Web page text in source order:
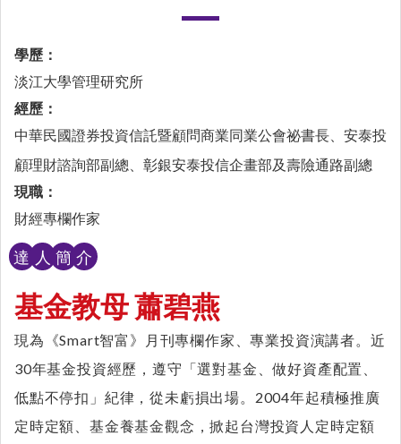
學歷：
淡江大學管理研究所
經歷：
中華民國證券投資信託暨顧問商業同業公會祕書長、安泰投
顧理財諮詢部副總、彰銀安泰投信企畫部及壽險通路副總
現職：
財經專欄作家
達 人 簡 介
基金教母 蕭碧燕
現為《Smart智富》月刊專欄作家、專業投資演講者。近
30年基金投資經歷，遵守「選對基金、做好資產配置、
低點不停扣」紀律，從未虧損出場。2004年起積極推廣
定時定額、基金養基金觀念，掀起台灣投資人定時定額